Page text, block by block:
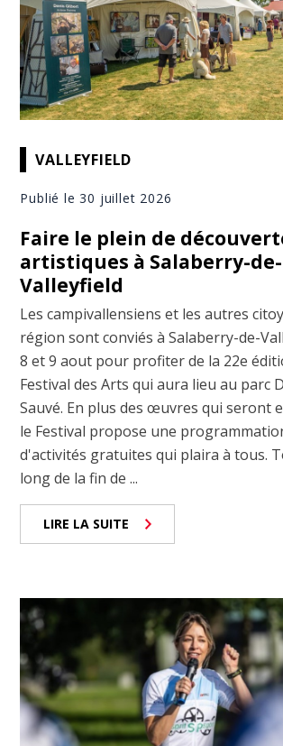
VALLEYFIELD
Publié le 30 juillet 2026
Faire le plein de
artistiques à Salaberry-de-
Valleyfield
Les campivallensiens et les autres
région sont conviés à Salaberry-de-
8 et 9 aout pour profiter de la 22e
Festival des Arts qui aura lieu au parc
Sauvé. En plus des œuvres qui seront
le Festival propose une
d'activités gratuites qui plaira à tous.
long de la fin de ...
LIRE LA SUITE